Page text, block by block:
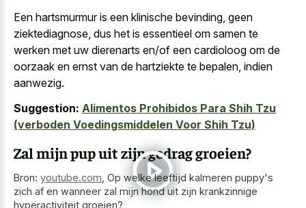
Een hartsmurmur is een klinische bevinding, geen
ziektediagnose, dus het is essentieel om samen te
werken met uw dierenarts en/of een cardioloog om de
oorzaak en ernst van de hartziekte te bepalen, indien
aanwezig.
Suggestion: Alimentos Prohibidos Para Shih Tzu
(verboden Voedingsmiddelen Voor Shih Tzu)
Zal mijn pup uit zijn gedrag groeien?
Bron: youtube.com Op welke leeftijd kalmeren puppy's
zich af en wanneer zal mijn hond uit zijn krankzinnige
hyperactiviteit groeien?